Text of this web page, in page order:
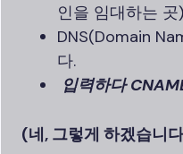
인을 임대하는
DNS(Domain
다.
입력하다
(네, 그렇게 하겠습니